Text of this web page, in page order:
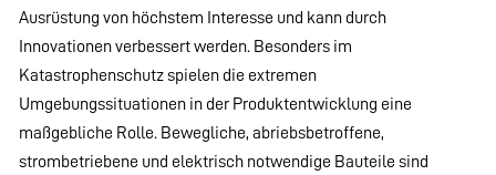
Ausrüstung von höchstem Interesse und kann durch
Innovationen verbessert werden. Besonders im
Katastrophenschutz spielen die extremen
Umgebungssituationen in der Produktentwicklung eine
maßgebliche Rolle. Bewegliche, abriebsbetroffene,
strombetriebene und elektrisch notwendige Bauteile sind